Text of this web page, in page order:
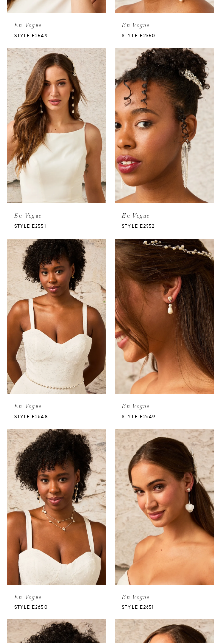
En Vogue
STYLE E2549
En Vogue
STYLE E2550
En Vogue
STYLE E2551
En Vogue
STYLE E2552
En Vogue
STYLE E2648
En Vogue
STYLE E2649
En Vogue
STYLE E2650
En Vogue
STYLE E2651